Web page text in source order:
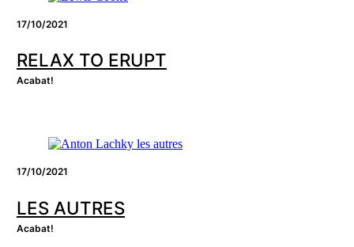
17/10/2021
RELAX TO ERUPT
Acabat!
17/10/2021
LES AUTRES
Acabat!